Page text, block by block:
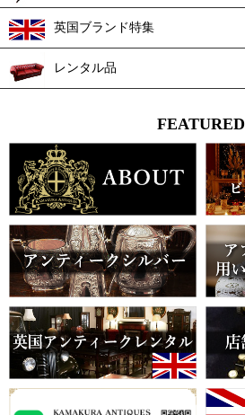
英国ブランド特集
レンタル品
FEATURED